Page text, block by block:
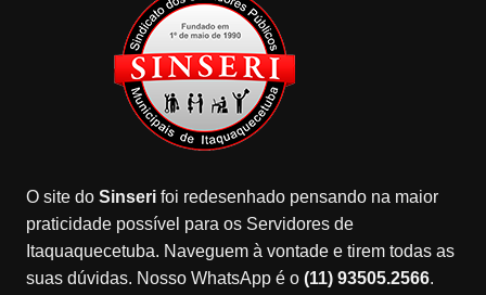
O site do Sinserifoi redesenhado pensando na maior
praticidade possível para os Servidores de
Itaquaquecetuba. Naveguem à vontade e tirem todas as
suas dúvidas. Nosso WhatsApp é o (11) 93505.2566.